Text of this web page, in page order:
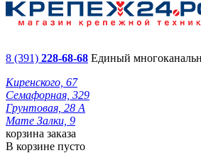
8 (391) 228-68-68 Единый
Киренского, 67
Семафорная, 329
Грунтовая, 28 А
Мате Залки, 9
корзина заказа
В корзине пусто